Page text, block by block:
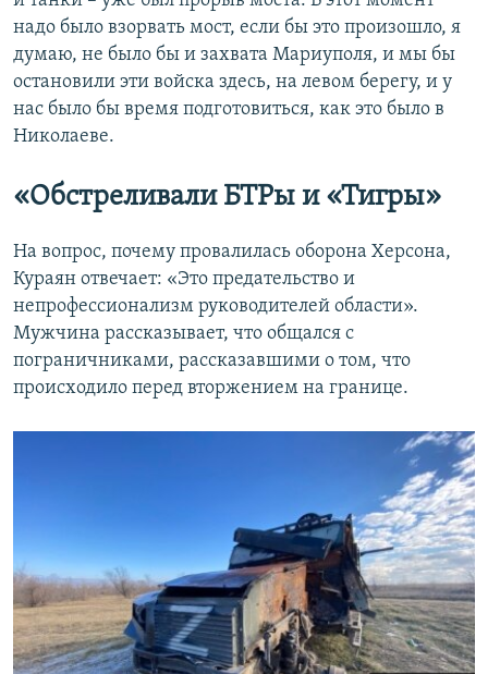
надо было взорвать мост, если бы это произошло, я
думаю, не было бы и захвата Мариуполя, и мы бы
остановили эти войска здесь, на левом берегу, и у
нас было бы время подготовиться, как это было в
Николаеве.
«Обстреливали БТРы и «Тигры»
На вопрос, почему провалилась оборона Херсона,
Кураян отвечает: «Это предательство и
непрофессионализм руководителей области».
Мужчина рассказывает, что общался с
пограничниками, рассказавшими о том, что
происходило перед вторжением на границе.